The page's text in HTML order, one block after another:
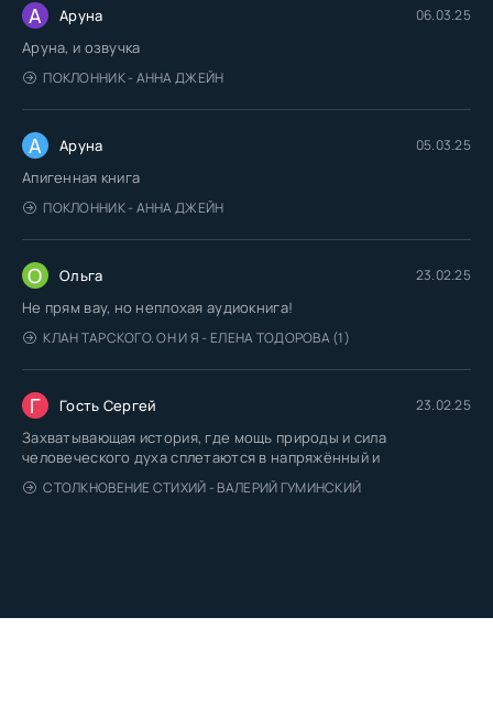
А Аруна 06.03.25
Аруна, и озвучка
ПОКЛОННИК - АННА ДЖЕЙН
А Аруна 05.03.25
Апигенная книга
ПОКЛОННИК - АННА ДЖЕЙН
О Ольга 23.02.25
Не прям вау, но неплохая аудиокнига!
КЛАН ТАРСКОГО. ОН И Я - ЕЛЕНА ТОДОРОВА (1)
Г Гость Сергей 23.02.25
Захватывающая история, где мощь природы и сила
человеческого духа сплетаются в напряжённый и
СТОЛКНОВЕНИЕ СТИХИЙ - ВАЛЕРИЙ ГУМИНСКИЙ